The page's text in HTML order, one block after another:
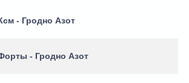
- Гродно Азот
- Гродно Азот